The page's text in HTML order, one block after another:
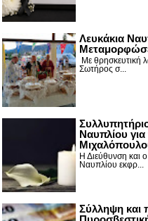
Λευκάκια
Με θρησκευτική
Σωτήρος σ...
Ναυπλίου
Η Διεύθυνση και
Ναυπλίου εκφρ...
Σύλληψη και